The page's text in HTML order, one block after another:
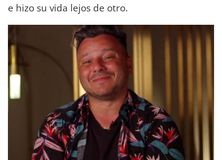
e hizo su vida lejos de otro.